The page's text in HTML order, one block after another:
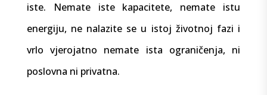
iste. Nemate iste kapacitete, nemate istu
energiju, ne nalazite se u istoj životnoj fazi i
vrlo vjerojatno nemate ista ograničenja, ni
poslovna ni privatna.